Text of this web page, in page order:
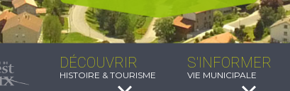
DÉCOUVRIR
HISTOIRE & TOURISME
S'INFORMER
VIE MUNICIPALE